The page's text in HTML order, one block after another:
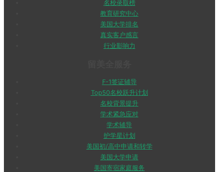
名校录取榜
教育研究中心
美国大学排名
真实客户感言
行业影响力
F-1签证辅导
Top50名校跃升计划
名校背景提升
学术紧急应对
学术辅导
护学星计划
美国初/高中申请和转学
美国大学申请
美国寄宿家庭服务